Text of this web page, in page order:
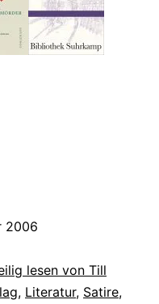
2006
lesen von Till
, Literatur, Satire,